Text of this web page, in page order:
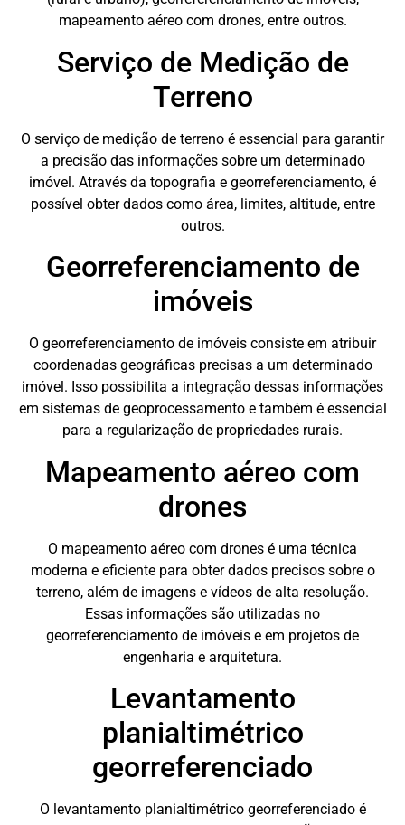
mapeamento aéreo com drones, entre outros.
Serviço de Medição de
Terreno
O serviço de medição de terreno é essencial para garantir
a precisão das informações sobre um determinado
imóvel. Através da topografia e georreferenciamento, é
possível obter dados como área, limites, altitude, entre
outros.
Georreferenciamento de
imóveis
O georreferenciamento de imóveis consiste em atribuir
coordenadas geográficas precisas a um determinado
imóvel. Isso possibilita a integração dessas informações
em sistemas de geoprocessamento e também é essencial
para a regularização de propriedades rurais.
Mapeamento aéreo com
drones
O mapeamento aéreo com drones é uma técnica
moderna e eficiente para obter dados precisos sobre o
terreno, além de imagens e vídeos de alta resolução.
Essas informações são utilizadas no
georreferenciamento de imóveis e em projetos de
engenharia e arquitetura.
Levantamento
planialtimétrico
georreferenciado
O levantamento planialtimétrico georreferenciado é